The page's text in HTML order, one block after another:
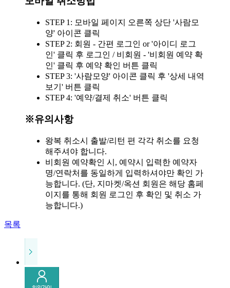
STEP 1: 모바일 페이지 오른쪽 상단 '사람모
양' 아이콘 클릭
STEP 2: 회원 - 간편 로그인 or '아이디 로그
인' 클릭 후 로그인 / 비회원 - '비회원 예약 확
인' 클릭 후 예약 확인 버튼 클릭
STEP 3: '사람모양' 아이콘 클릭 후 '상세 내역
보기' 버튼 클릭
STEP 4: '예약/결제 취소' 버튼 클릭
※유의사항
왕복 취소시 출발/리턴 편 각각 취소를 요청
해주셔야 합니다.
비회원 예약확인 시, 예약시 입력한 예약자
명/연락처를 동일하게 입력하셔야만 확인 가
능합니다. (단, 지마켓/옥션 회원은 해당 홈페
이지를 통해 회원 로그인 후 확인 및 취소 가
능합니다.)
목록